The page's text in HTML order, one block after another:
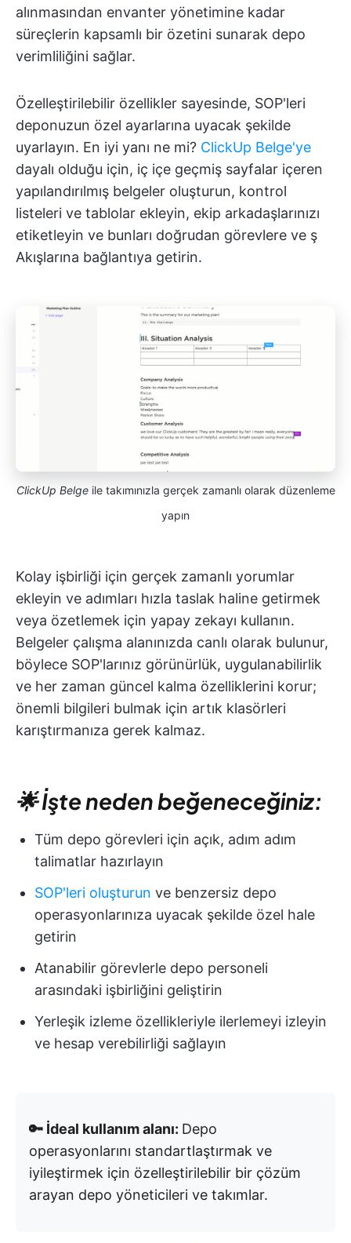
alınmasından envanter yönetimine kadar
süreçlerin kapsamlı bir özetini sunarak depo
verimliliğini sağlar.
Özelleştirilebilir özellikler sayesinde, SOP'leri
deponuzun özel ayarlarına uyacak şekilde
uyarlayın. En iyi yanı ne mi? ClickUp Belge'ye
dayalı olduğu için, iç içe geçmiş sayfalar içeren
yapılandırılmış belgeler oluşturun, kontrol
listeleri ve tablolar ekleyin, ekip arkadaşlarınızı
etiketleyin ve bunları doğrudan görevlere ve ş
Akışlarına bağlantıya getirin.
ClickUp Belgeile takımınızla gerçek zamanlı olarak düzenleme
yapın
Kolay işbirliği için gerçek zamanlı yorumlar
ekleyin ve adımları hızla taslak haline getirmek
veya özetlemek için yapay zekayı kullanın.
Belgeler çalışma alanınızda canlı olarak bulunur,
böylece SOP'larınız görünürlük, uygulanabilirlik
ve her zaman güncel kalma özelliklerini korur;
önemli bilgileri bulmak için artık klasörleri
karıştırmanıza gerek kalmaz.
🌟 İşte neden beğeneceğiniz:
Tüm depo görevleri için açık, adım adım
talimatlar hazırlayın
SOP'leri oluşturun ve benzersiz depo
operasyonlarınıza uyacak şekilde özel hale
getirin
Atanabilir görevlerle depo personeli
arasındaki işbirliğini geliştirin
Yerleşik izleme özellikleriyle ilerlemeyi izleyin
ve hesap verebilirliği sağlayın
🔑 İdeal kullanım alanı: Depo
operasyonlarını standartlaştırmak ve
iyileştirmek için özelleştirilebilir bir çözüm
arayan depo yöneticileri ve takımlar.